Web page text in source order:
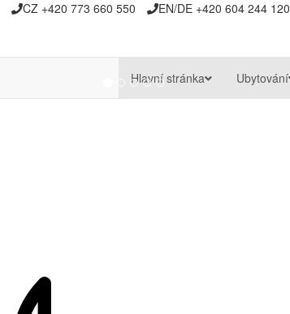
CZ +420 773 660 550 EN/DE +420 604 244 120
Hlavní stránka Ubytování